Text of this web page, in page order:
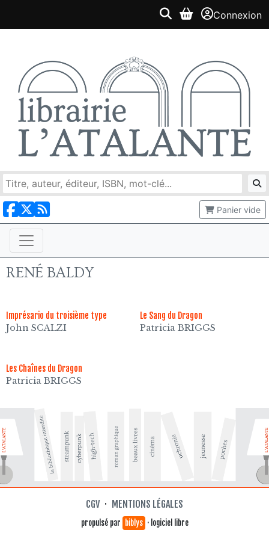
Connexion
Panier vide
RENÉ BALDY
Imprésario du troisième type
John SCALZI
Le Sang du Dragon
Patricia BRIGGS
Les Chaînes du Dragon
Patricia BRIGGS
CGV · MENTIONS LÉGALES
propulsé par biblys · logiciel libre